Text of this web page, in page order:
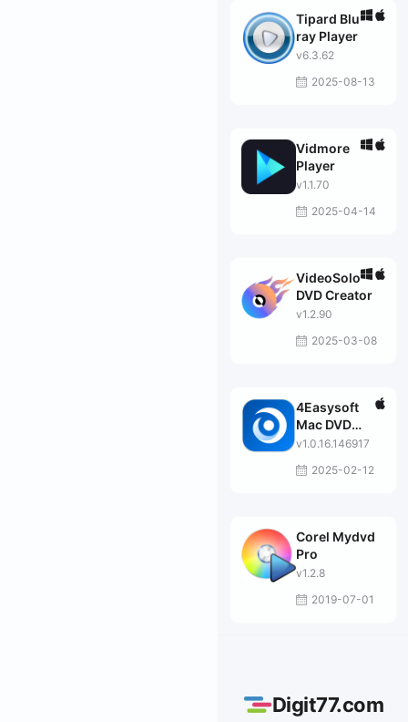
Tipard Blu-
ray Player
v6.3.62
2025-08-13
Vidmore
Player
v1.1.70
2025-04-14
VideoSolo
DVD Creator
v1.2.90
2025-03-08
4Easysoft
Mac DVD
Creator
v1.0.16.146917
2025-02-12
Corel Mydvd
Pro
v1.2.8
2019-07-01
Digit77.com